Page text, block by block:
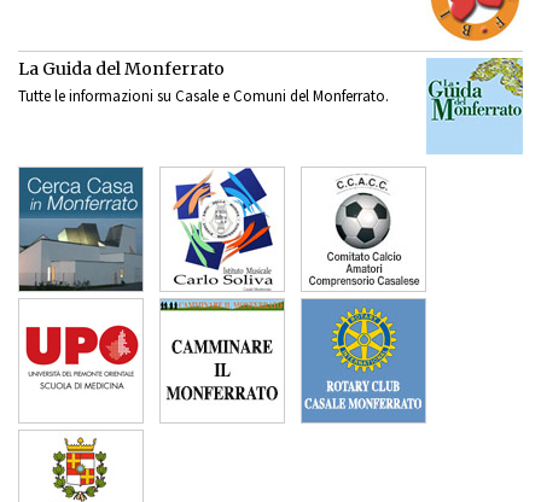
La Guida del Monferrato
Tutte le informazioni su Casale e Comuni del Monferrato.